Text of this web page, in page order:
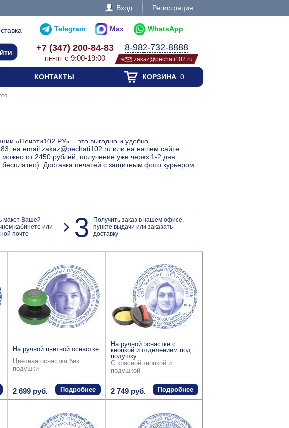
Вход Регистрация
Telegram Max WhatsApp
+7 (347) 200-84-83
пн-пт с 9:00-19:00
8-982-732-8888
zakaz@pechati102.ru
КОНТАКТЫ КОРЗИНА0
«Печати102.РУ» – это выгодно и удобно
на email zakaz@pechati102.ru или на нашем сайте
от 2450 рублей, получение уже через 1-2 дня
Доставка печатей с защитным фото курьером
макет Вашей
кабинете или
почте
3
Получить заказ в нашем офисе,
пункте выдачи или заказать
доставку
На ручной цветной оснастке
Цветная оснастка без
подушки
2 699 руб. Подробнее
На ручной оснастке с
кнопкой и отделением под
подушку
С красной кнопкой и
подушкой
2 749 руб. Подробнее